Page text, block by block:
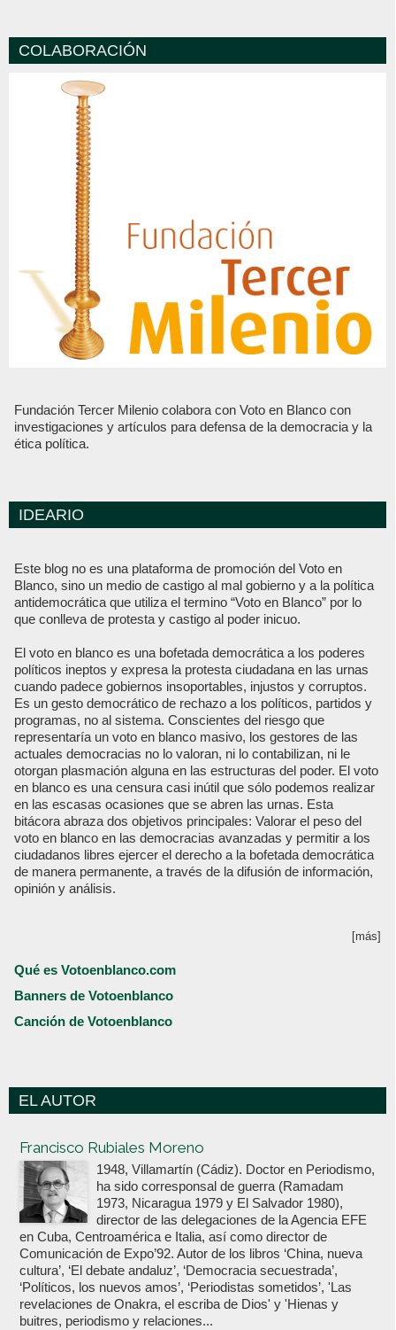
COLABORACIÓN
Fundación Tercer Milenio colabora con Voto en Blanco con
investigaciones y artículos para defensa de la democracia y la
ética política.
IDEARIO
Este blog no es una plataforma de promoción del Voto en
Blanco, sino un medio de castigo al mal gobierno y a la política
antidemocrática que utiliza el termino “Voto en Blanco” por lo
que conlleva de protesta y castigo al poder inicuo.
El voto en blanco es una bofetada democrática a los poderes
políticos ineptos y expresa la protesta ciudadana en las urnas
cuando padece gobiernos insoportables, injustos y corruptos.
Es un gesto democrático de rechazo a los políticos, partidos y
programas, no al sistema. Conscientes del riesgo que
representaría un voto en blanco masivo, los gestores de las
actuales democracias no lo valoran, ni lo contabilizan, ni le
otorgan plasmación alguna en las estructuras del poder. El voto
en blanco es una censura casi inútil que sólo podemos realizar
en las escasas ocasiones que se abren las urnas. Esta
bitácora abraza dos objetivos principales: Valorar el peso del
voto en blanco en las democracias avanzadas y permitir a los
ciudadanos libres ejercer el derecho a la bofetada democrática
de manera permanente, a través de la difusión de información,
opinión y análisis.
[más]
Qué es Votoenblanco.com
Banners de Votoenblanco
Canción de Votoenblanco
EL AUTOR
Francisco Rubiales Moreno
1948, Villamartín (Cádiz). Doctor en Periodismo,
ha sido corresponsal de guerra (Ramadam
1973, Nicaragua 1979 y El Salvador 1980),
director de las delegaciones de la Agencia EFE
en Cuba, Centroamérica e Italia, así como director de
Comunicación de Expo’92. Autor de los libros ‘China, nueva
cultura’, ‘El debate andaluz’, ‘Democracia secuestrada’,
‘Políticos, los nuevos amos’, ‘Periodistas sometidos’, 'Las
revelaciones de Onakra, el escriba de Dios' y 'Hienas y
buitres, periodismo y relaciones...